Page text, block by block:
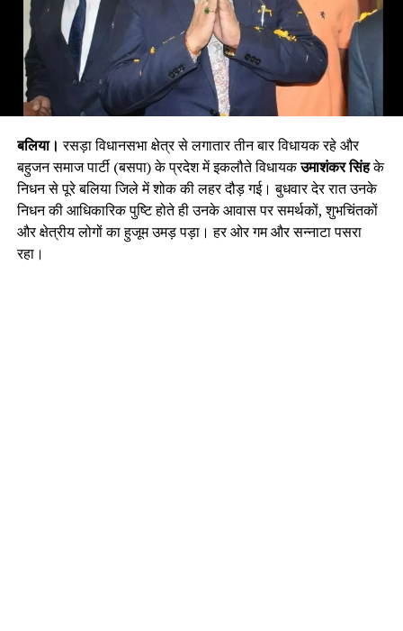
बलिया। रसड़ा विधानसभा क्षेत्र से लगातार तीन बार विधायक रहे और
बहुजन समाज पार्टी (बसपा) के प्रदेश में इकलौते विधायकउमाशंकर सिंहके
निधन से पूरे बलिया जिले में शोक की लहर दौड़ गई। बुधवार देर रात उनके
निधन की आधिकारिक पुष्टि होते ही उनके आवास पर समर्थकों, शुभचिंतकों
और क्षेत्रीय लोगों का हुजूम उमड़ पड़ा। हर ओर गम और सन्नाटा पसरा
रहा।